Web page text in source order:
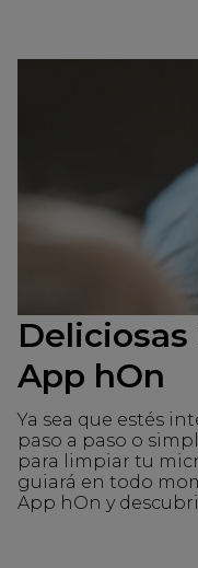
App hOn
Ya sea que estés
paso a paso o
para limpiar tu
guiará en todo
App hOn y